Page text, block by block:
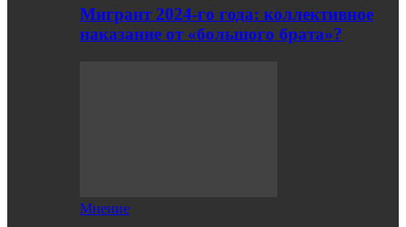
Мигрант 2024-го года: коллективное
наказание от «большого брата»?
Мнение